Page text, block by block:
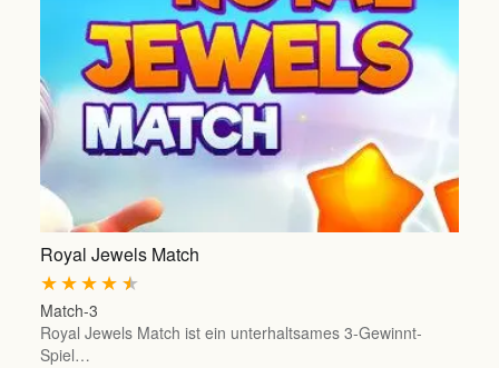
Royal Jewels Match
★
★
★
★
★
Match-3
Royal Jewels Match ist ein unterhaltsames 3-Gewinnt-
Spiel…